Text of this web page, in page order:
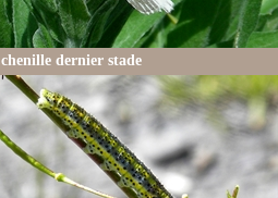
chenille dernier stade